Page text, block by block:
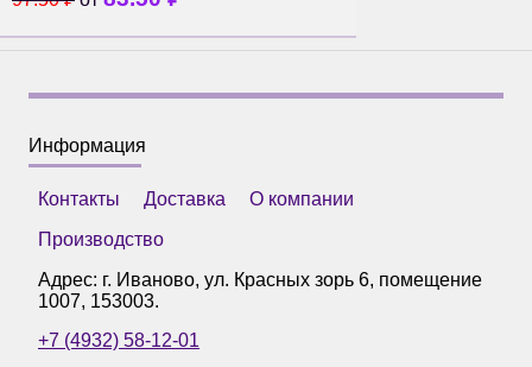
Информация
Контакты Доставка
О компании
Производство
Адрес: г. Иваново, ул. Красных зорь 6, помещение
1007, 153003.
+7 (4932) 58-12-01